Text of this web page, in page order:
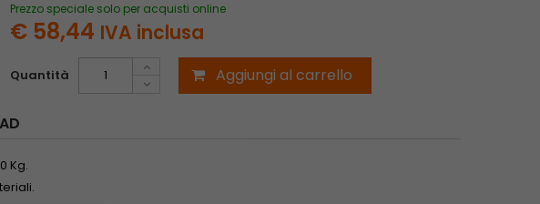
Prezzo speciale solo per acquisti online
€ 58,44 IVA inclusa
Quantità Aggiungi al carrello
Kg.